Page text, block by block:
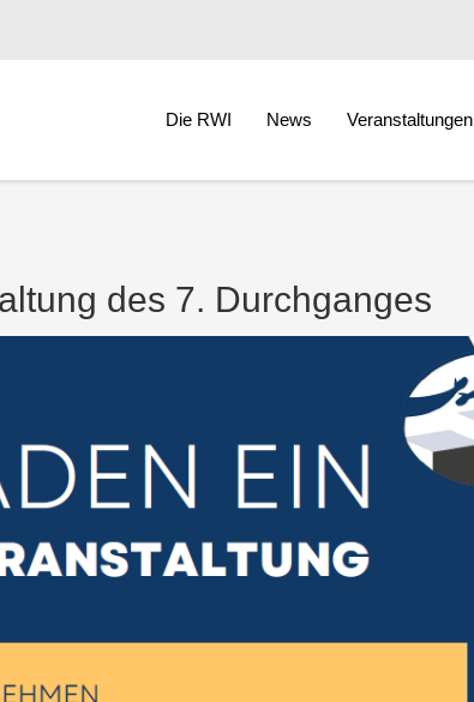
Die RWI News Veranstaltungen
des 7. Durchganges